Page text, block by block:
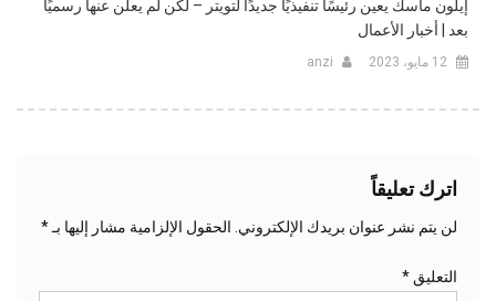
إيلون ماسك يعين رئيسًا تنفيذيًا جديدًا لتويتر – لكن لم يعلن عنها رسميًا
بعد | أخبار الأعمال
12 مايو، 2023 anzi
اترك تعليقاً
لن يتم نشر عنوان بريدك الإلكتروني. الحقول الإلزامية مشار إليها بـ*
التعليق *